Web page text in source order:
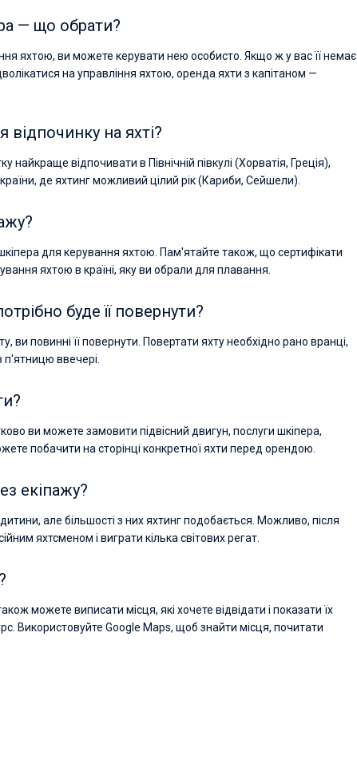
— що обрати?
яхтою, ви можете керувати нею особисто. Якщо ж у вас її немає
на управління яхтою, оренда яхти з капітаном —
відпочинку на яхті?
відпочивати в Північній півкулі (Хорватія, Греція),
де яхтинг можливий цілий рік (Кариби, Сейшели).
для керування яхтою. Пам'ятайте також, що сертифікати
яхтою в країні, яку ви обрали для плавання.
буде її повернути?
ви повинні її повернути. Повертати яхту необхідно рано вранці,
п'ятницю ввечері.
ви можете замовити підвісний двигун, послуги шкіпера,
побачити на сторінці конкретної яхти перед орендою.
екіпажу?
але більшості з них яхтинг подобається. Можливо, після
яхтсменом і виграти кілька світових регат.
можете виписати місця, які хочете відвідати і показати їх
Використовуйте Google Maps, щоб знайти місця, почитати